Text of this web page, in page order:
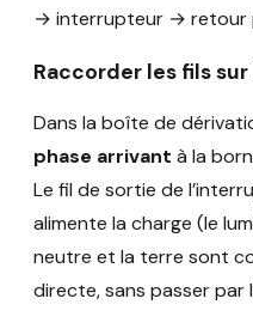
→ interrupteur → retour
Raccorder les fils
Dans la boîte de
phase arrivant à la
Le fil de sortie de
alimente la charge (le
neutre et la terre sont
directe, sans passer par